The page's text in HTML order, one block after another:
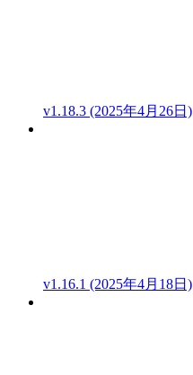
v1.18.3 (2025年4月26日)
v1.16.1 (2025年4月18日)